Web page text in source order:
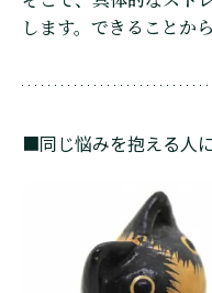
します。できることか
■同じ悩みを抱える人